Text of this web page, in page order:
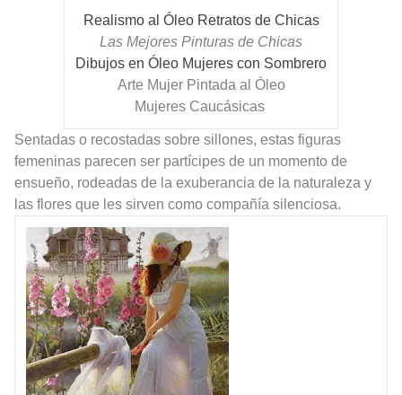
Realismo al Óleo Retratos de Chicas
Las Mejores Pinturas de Chicas
Dibujos en Óleo Mujeres con Sombrero
Arte Mujer Pintada al Óleo
Mujeres Caucásicas
Sentadas o recostadas sobre sillones, estas figuras
femeninas parecen ser partícipes de un momento de
ensueño, rodeadas de la exuberancia de la naturaleza y
las flores que les sirven como compañía silenciosa.